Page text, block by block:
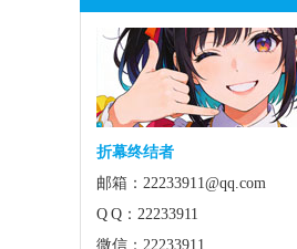
折幕终结者
邮箱：22233911@qq.com
Q Q：22233911
微信：22233911